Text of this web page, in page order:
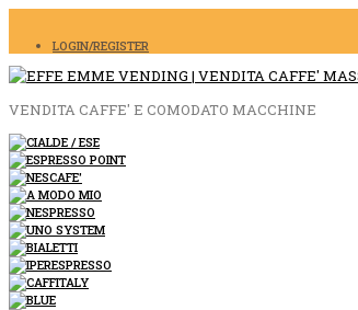
LOGIN/REGISTER
VENDITA CAFFE' E COMODATO MACCHINE